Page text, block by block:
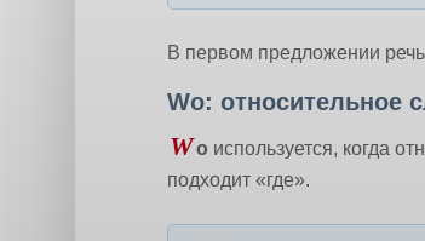
В первом предложении
Wo: относительное
Wo используется, когда
подходит «где».